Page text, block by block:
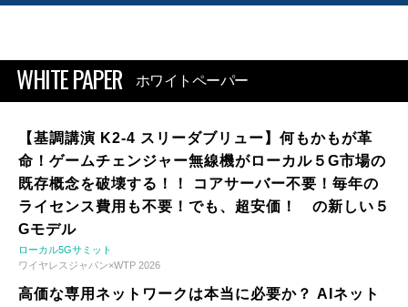
WHITE PAPER ホワイトペーパー
【基調講演 K2-4 スリーダブリュー】何もかもが革
命！ゲームチェンジャー無線機がローカル５G市場の
既存概念を破壊する！！ コアサーバー不要！毎年の
ライセンス費用も不要！でも、超安価！ の新しい５
Gモデル
ローカル5Gサミット
ワイヤレスジャパン×WTP 2026
高価な専用ネットワークは本当に必要か？ AIネット